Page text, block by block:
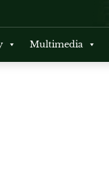
Multimedia